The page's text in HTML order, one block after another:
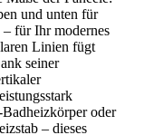
und unten für
für Ihr modernes
Linien fügt
seiner
oder
– dieses